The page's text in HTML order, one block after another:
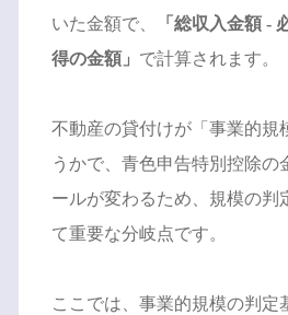
いた金額で、
「総収入金額 -
得の金額」 で計算されます。
不動産の貸付けが「事業的規
うかで、青色申告特別控除の
ールが変わるため、規模の判
て重要な分岐点です。
ここでは、事業的規模の判定